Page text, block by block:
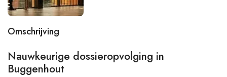
Omschrijving
Nauwkeurige dossieropvolging in
Buggenhout